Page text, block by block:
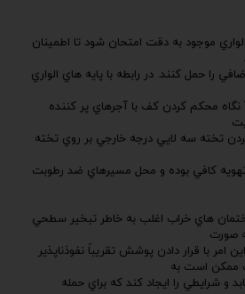
موجود به دقت امتحان شود تا اطمينان
را حمل كنند. در رابطه با پايه هاي الواري
محكم كردن كف با آجرهاي پر كننده
تخته سه لايي درجه خارجي بر روي تخته
كافي بوده و محل مسيرهاي ضد رطوبت
ساختمان هاي خراب اغلب به خاطر تبخير سطحي
صورت
امر با قرار دادن پوشش تقريباً نفوذناپذير
ممكن است به
و شرايطي را ايجاد كند كه براي حمله